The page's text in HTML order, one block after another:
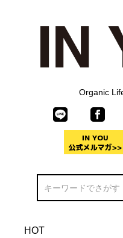
Organic
HOT